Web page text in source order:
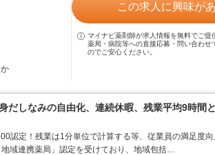
この求人に興味が
マイナビ薬剤師が求人情報を無料でご提
薬局・病院等への直接応募・問い合わせ
のでご安心ください。
だしなみの自由化、連続休暇、残業平均9時間
認定！残業は1分単位で計算する等、従業員の満足度向
域連携薬局」認定を受けており、地域包括…